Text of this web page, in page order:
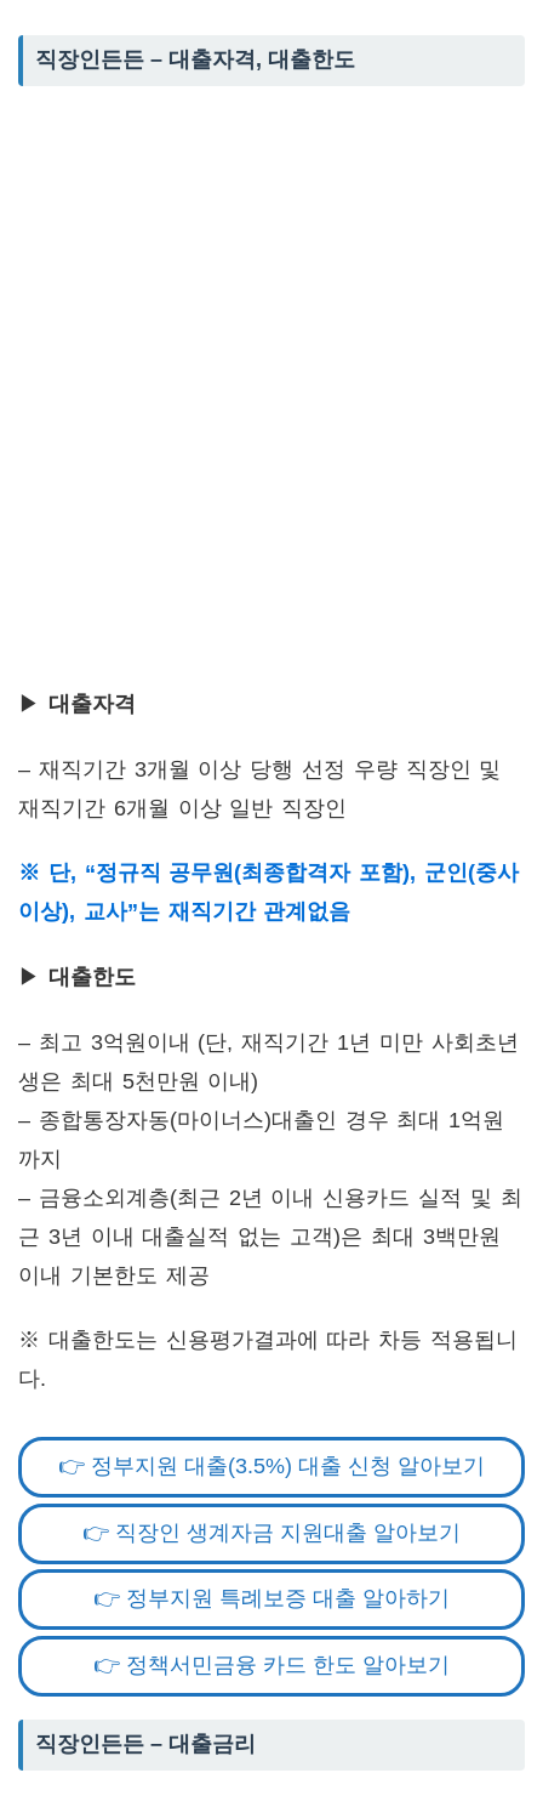
직장인든든 – 대출자격, 대출한도
▶ 대출자격
– 재직기간 3개월 이상 당행 선정 우량 직장인 및
재직기간 6개월 이상 일반 직장인
※ 단, “정규직 공무원(최종합격자 포함), 군인(중사
이상), 교사”는 재직기간 관계없음
▶ 대출한도
– 최고 3억원이내 (단, 재직기간 1년 미만 사회초년
생은 최대 5천만원 이내)
– 종합통장자동(마이너스)대출인 경우 최대 1억원
까지
– 금융소외계층(최근 2년 이내 신용카드 실적 및 최
근 3년 이내 대출실적 없는 고객)은 최대 3백만원
이내 기본한도 제공
※ 대출한도는 신용평가결과에 따라 차등 적용됩니
다.
👉 정부지원 대출(3.5%) 대출 신청 알아보기
👉 직장인 생계자금 지원대출 알아보기
👉 정부지원 특례보증 대출 알아하기
👉 정책서민금융 카드 한도 알아보기
직장인든든 – 대출금리